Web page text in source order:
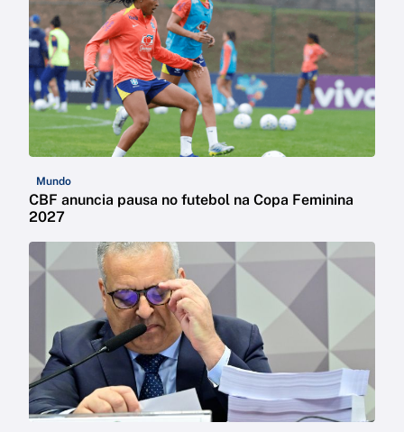
Mundo
CBF anuncia pausa no futebol na Copa Feminina
2027